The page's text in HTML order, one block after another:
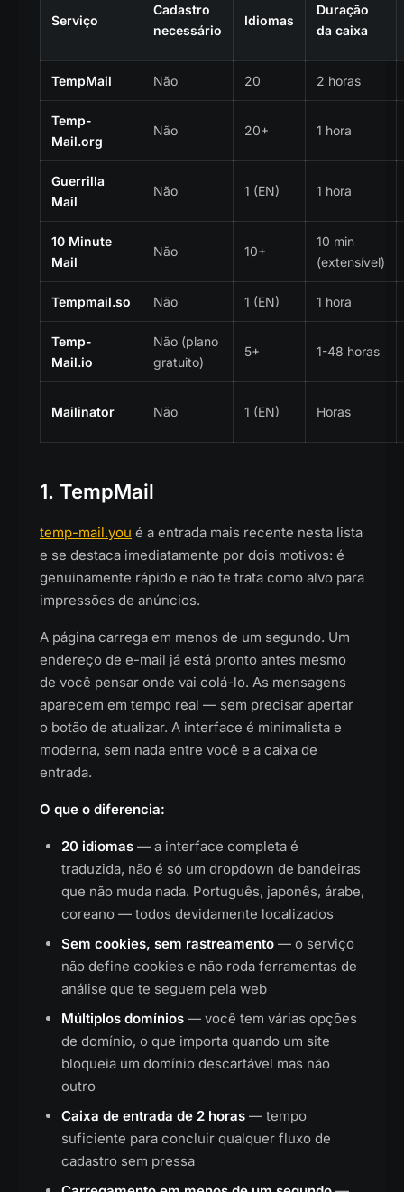
Serviço
Cadastro
necessário
Idiomas
Duração
da caixa
TempMail Não 20 2 horas
Temp-
Mail.org
Não 20+ 1 hora
Guerrilla
Mail
Não 1 (EN) 1 hora
10 Minute
Mail
Não 10+
10 min
(extensível)
Tempmail.so Não 1 (EN) 1 hora
Temp-
Mail.io
Não (plano
gratuito)
5+ 1-48 horas
Mailinator Não 1 (EN) Horas
1. TempMail
temp-mail.you é a entrada mais recente nesta lista
e se destaca imediatamente por dois motivos: é
genuinamente rápido e não te trata como alvo para
impressões de anúncios.
A página carrega em menos de um segundo. Um
endereço de e-mail já está pronto antes mesmo
de você pensar onde vai colá-lo. As mensagens
aparecem em tempo real — sem precisar apertar
o botão de atualizar. A interface é minimalista e
moderna, sem nada entre você e a caixa de
entrada.
O que o diferencia:
20 idiomas — a interface completa é
traduzida, não é só um dropdown de bandeiras
que não muda nada. Português, japonês, árabe,
coreano — todos devidamente localizados
Sem cookies, sem rastreamento — o serviço
não define cookies e não roda ferramentas de
análise que te seguem pela web
Múltiplos domínios — você tem várias opções
de domínio, o que importa quando um site
bloqueia um domínio descartável mas não
outro
Caixa de entrada de 2 horas — tempo
suficiente para concluir qualquer fluxo de
cadastro sem pressa